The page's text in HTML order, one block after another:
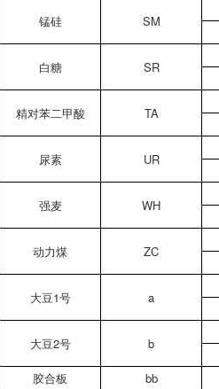
锰硅 SM
白糖 SR
精对苯二甲酸 TA
尿素 UR
强麦 WH
动力煤 ZC
大豆1号 a
大豆2号 b
胶合板
bb